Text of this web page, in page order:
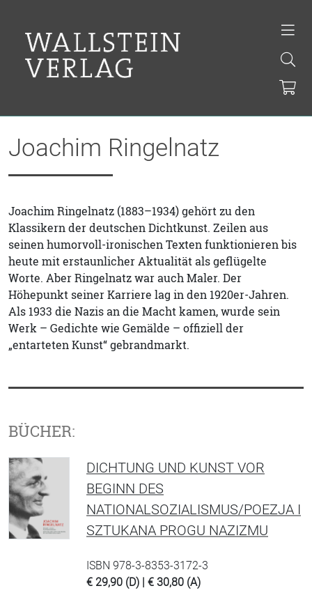
Joachim Ringelnatz
Joachim Ringelnatz (1883–1934) gehört zu den
Klassikern der deutschen Dichtkunst. Zeilen aus
seinen humorvoll-ironischen Texten funktionieren bis
heute mit erstaunlicher Aktualität als geflügelte
Worte. Aber Ringelnatz war auch Maler. Der
Höhepunkt seiner Karriere lag in den 1920er-Jahren.
Als 1933 die Nazis an die Macht kamen, wurde sein
Werk – Gedichte wie Gemälde – offiziell der
„entarteten Kunst“ gebrandmarkt.
BÜCHER:
DICHTUNG UND KUNST VOR
BEGINN DES
NATIONALSOZIALISMUS/POEZJA I
SZTUKANA PROGU NAZIZMU
ISBN 978-3-8353-3172-3
€ 29,90 (D) | € 30,80 (A)